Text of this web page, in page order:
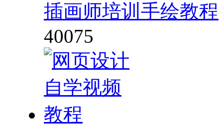
插画师培训手绘教程
40075